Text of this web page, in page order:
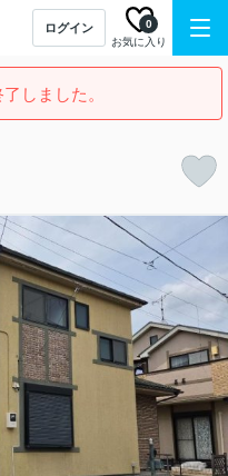
ログイン
お気に入り
0
しました。